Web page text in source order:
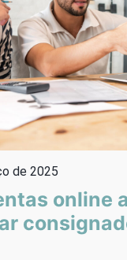
de 2025
online